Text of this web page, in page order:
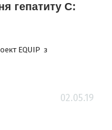
гепатиту С:
EQUIP з
02.05.19